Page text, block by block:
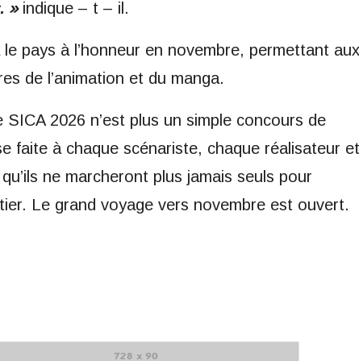
»indique – t – il.
pays à l’honneur en novembre, permettant aux
de l’animation et du manga.
2026 n’est plus un simple concours de
faite à chaque scénariste, chaque réalisateur et
ne marcheront plus jamais seuls pour
Le grand voyage vers novembre est ouvert.